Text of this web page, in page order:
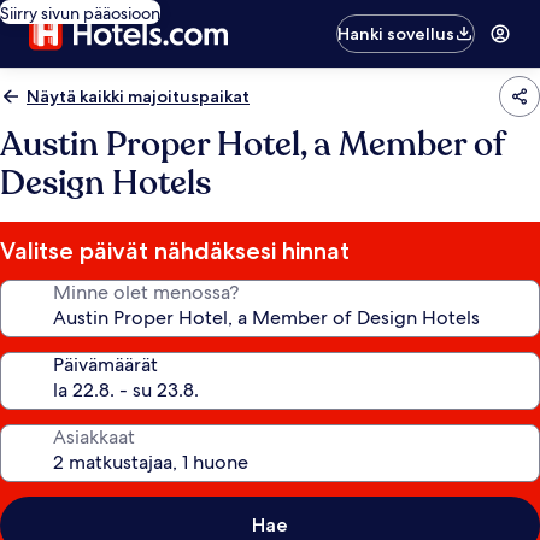
Siirry sivun pääosioon
Hanki sovellus
Näytä kaikki majoituspaikat
Austin Proper Hotel, a Member of
Design Hotels
Valitse päivät nähdäksesi hinnat
Minne olet menossa?
Päivämäärät
Asiakkaat
Hae